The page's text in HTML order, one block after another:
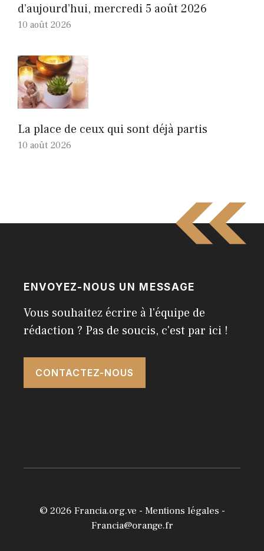
d’aujourd’hui, mercredi 5 août 2026
10 août 2026
La place de ceux qui sont déjà partis
10 août 2026
ENVOYEZ-NOUS UN MESSAGE
Vous souhaitez écrire à l'équipe de
rédaction ? Pas de soucis, c'est par ici !
CONTACTEZ-NOUS
© 2026 Francia.org.ve - Mentions légales -
Francia@orange.fr